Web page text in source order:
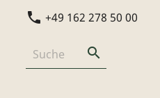
phone +49 162 278 50 00
